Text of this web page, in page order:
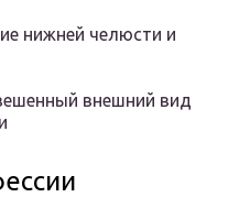
нижней челюсти и
внешний вид